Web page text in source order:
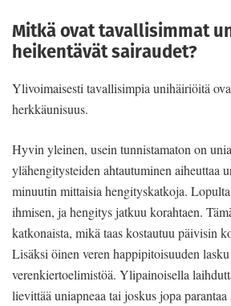
Mitkä ovat tavallisimmat
heikentävät sairaudet?
Ylivoimaisesti tavallisimpia unihäiriöitä
herkkäunisuus.
Hyvin yleinen, usein tunnistamaton on
ylähengitysteiden ahtautuminen aiheuttaa
minuutin mittaisia hengityskatkoja.
ihmisen, ja hengitys jatkuu korahtaen.
katkonaista, mikä taas kostautuu päivisin
Lisäksi öinen veren happipitoisuuden
verenkiertoelimistöä. Ylipainoisella
lievittää uniapneaa tai joskus jopa